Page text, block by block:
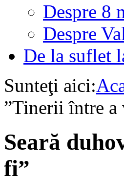
Despre 8
Despre
De la suflet
Sunteţi aici:
”Tinerii între a
Seară
fi”